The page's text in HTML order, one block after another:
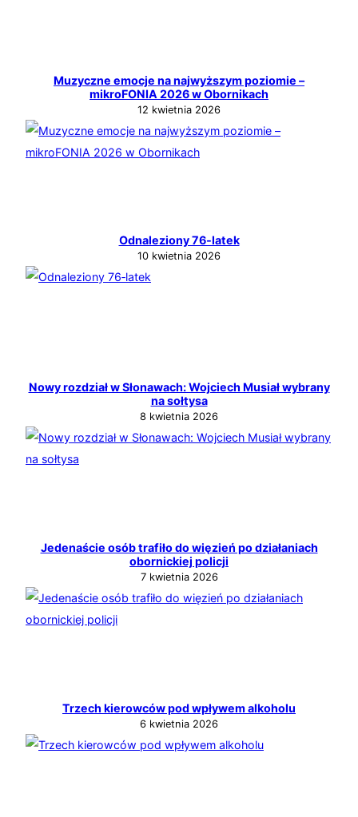
Muzyczne emocje na najwyższym poziomie –
mikroFONIA 2026 w Obornikach
12 kwietnia 2026
Odnaleziony 76‑latek
10 kwietnia 2026
Nowy rozdział w Słonawach: Wojciech Musiał wybrany
na sołtysa
8 kwietnia 2026
Jedenaście osób trafiło do więzień po działaniach
obornickiej policji
7 kwietnia 2026
Trzech kierowców pod wpływem alkoholu
6 kwietnia 2026